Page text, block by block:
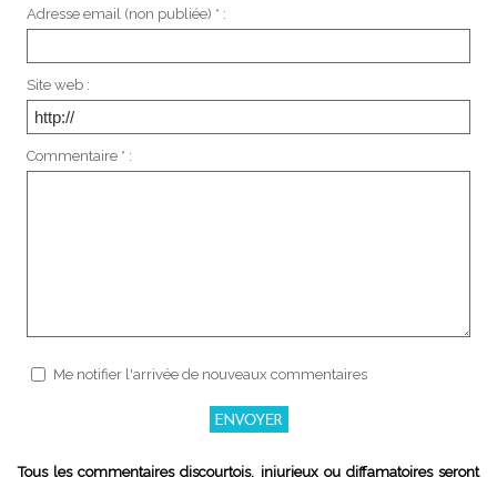
Adresse email (non publiée) * :
Site web :
Commentaire * :
Me notifier l'arrivée de nouveaux commentaires
Tous les commentaires discourtois, injurieux ou diffamatoires seront